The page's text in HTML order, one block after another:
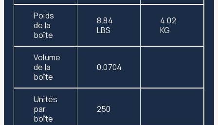
Poids
de la
boîte
8.84
LBS
4.02
KG
Volume
de la
boîte
0.0704
Unités
par
boîte
250